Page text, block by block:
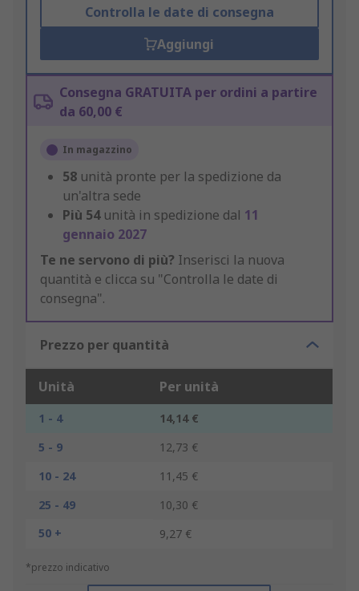
Controlla le date di consegna
Aggiungi
Consegna GRATUITA per ordini a partire
da 60,00 €
In magazzino
58 unità pronte per la spedizione da
un'altra sede
Più 54 unità in spedizione dal 11
gennaio 2027
Te ne servono di più? Inserisci la nuova
quantità e clicca su "Controlla le date di
consegna".
Prezzo per quantità
Unità Per unità
1 - 4
14,14 €
5 - 9
12,73 €
10 - 24
11,45 €
25 - 49
10,30 €
50 +
9,27 €
*prezzo indicativo